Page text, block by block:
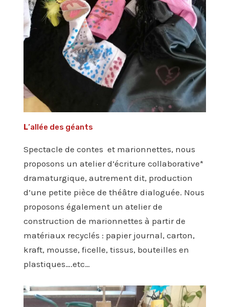
L‘allée des géants
Spectacle de contes et marionnettes, nous
proposons un atelier d’écriture collaborative*
dramaturgique, autrement dit, production
d’une petite pièce de théâtre dialoguée. Nous
proposons également un atelier de
construction de marionnettes à partir de
matériaux recyclés : papier journal, carton,
kraft, mousse, ficelle, tissus, bouteilles en
plastiques….etc…